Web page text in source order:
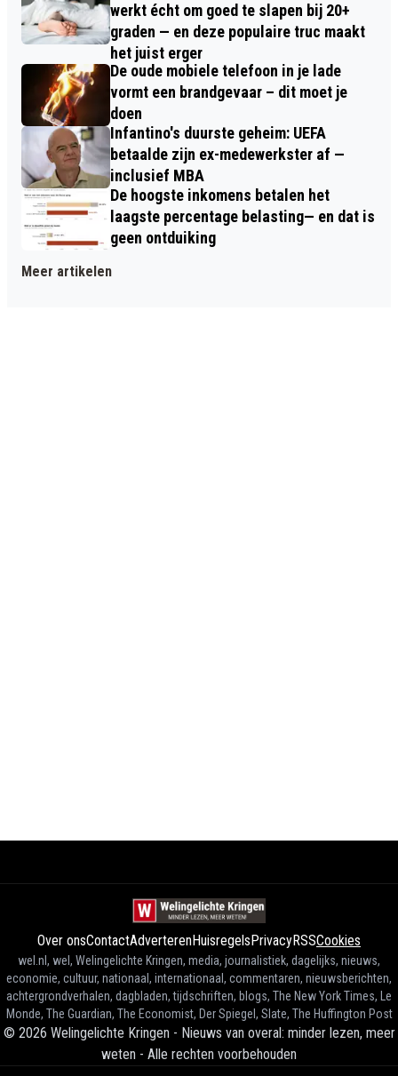
werkt écht om goed te slapen bij 20+
graden — en deze populaire truc maakt
het juist erger
De oude mobiele telefoon in je lade
vormt een brandgevaar – dit moet je
doen
Infantino's duurste geheim: UEFA
betaalde zijn ex-medewerkster af —
inclusief MBA
De hoogste inkomens betalen het
laagste percentage belasting— en dat is
geen ontduiking
Meer artikelen
Over onsContactAdverterenHuisregelsPrivacyRSSCookies
wel.nl, wel, Welingelichte Kringen, media, journalistiek, dagelijks, nieuws,
economie, cultuur, nationaal, internationaal, commentaren, nieuwsberichten,
achtergrondverhalen, dagbladen, tijdschriften, blogs, The New York Times, Le
Monde, The Guardian, The Economist, Der Spiegel, Slate, The Huffington Post
© 2026 Welingelichte Kringen - Nieuws van overal: minder lezen, meer
weten - Alle rechten voorbehouden